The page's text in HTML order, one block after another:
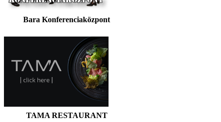
Bara Konferenciaközpont
TAMA RESTAURANT